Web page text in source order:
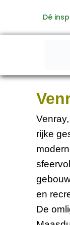
de
Dé
rijke
en
De